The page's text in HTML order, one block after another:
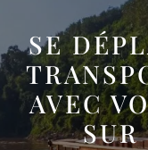
SE
AVEC